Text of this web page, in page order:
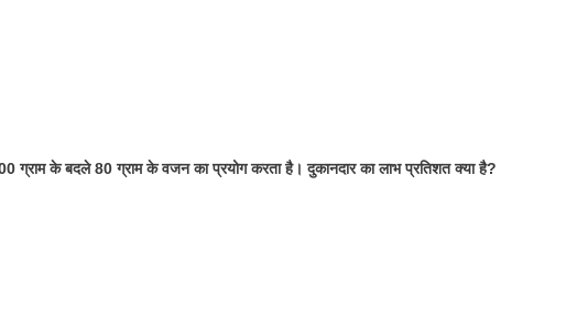
के बदले 80 ग्राम के वजन का प्रयोग करता है। दुकानदार का लाभ प्रतिशत क्या है?